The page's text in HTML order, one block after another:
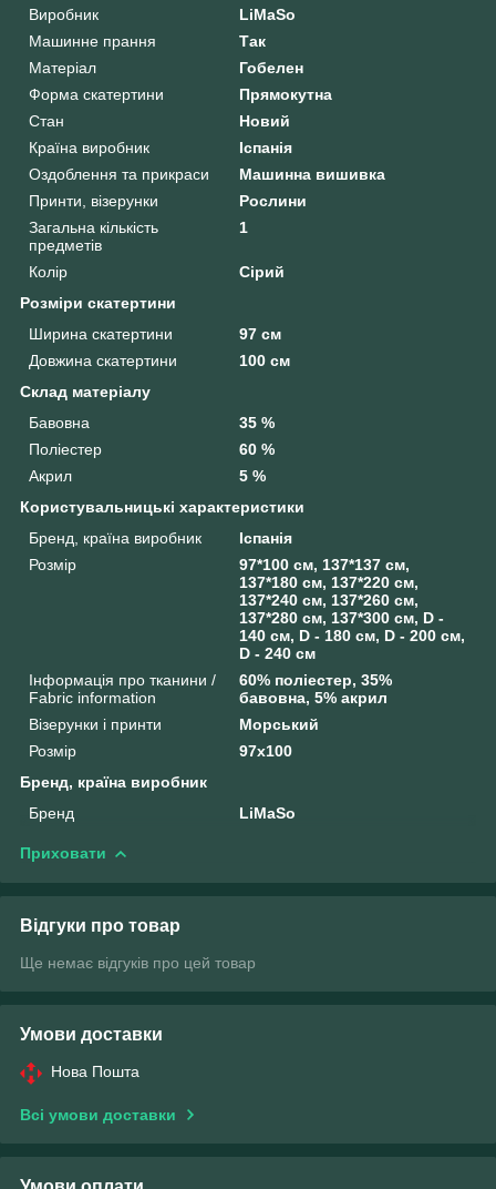
Виробник
LiMaSo
Машинне прання
Так
Матеріал
Гобелен
Форма скатертини
Прямокутна
Стан
Новий
Країна виробник
Іспанія
Оздоблення та прикраси
Машинна вишивка
Принти, візерунки
Рослини
Загальна кількість
предметів
1
Колір
Сірий
Розміри скатертини
Ширина скатертини
97 см
Довжина скатертини
100 см
Склад матеріалу
Бавовна
35 %
Поліестер
60 %
Акрил
5 %
Користувальницькі характеристики
Бренд, країна виробник
Іспанія
Розмір
97*100 см, 137*137 см,
137*180 см, 137*220 см,
137*240 см, 137*260 см,
137*280 см, 137*300 см, D -
140 см, D - 180 см, D - 200 см,
D - 240 см
Інформація про тканини /
Fabric information
60% поліестер, 35%
бавовна, 5% акрил
Візерунки і принти
Морський
Розмір
97x100
Бренд, країна виробник
Бренд
LiMaSo
Приховати
Відгуки про товар
Ще немає відгуків про цей товар
Умови доставки
Нова Пошта
Всі умови доставки